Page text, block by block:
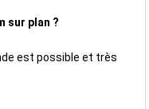
sur plan ?
est possible et très